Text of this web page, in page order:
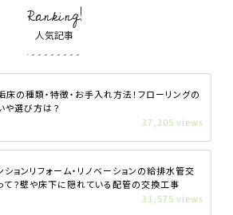
Ranking!
人気記事
床の種類・特徴・お手入れ方法！フローリングの
や選び方は？
37,205 views
ションリフォーム・リノベーションの給排水管交
て？壁や床下に隠れている配管の交換工事
31,575 views